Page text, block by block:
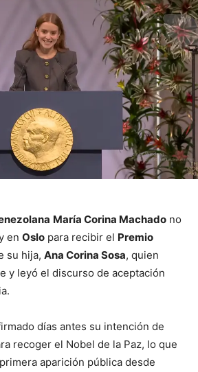
María Corina Machado no
en Oslo para recibir el Premio
su hija, Ana Corina Sosa, quien
y leyó el discurso de aceptación
días antes su intención de
recoger el Nobel de la Paz, lo que
aparición pública desde